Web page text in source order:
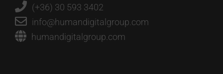
(+36) 30 593 3402
info@humandigitalgroup.com
humandigitalgroup.com